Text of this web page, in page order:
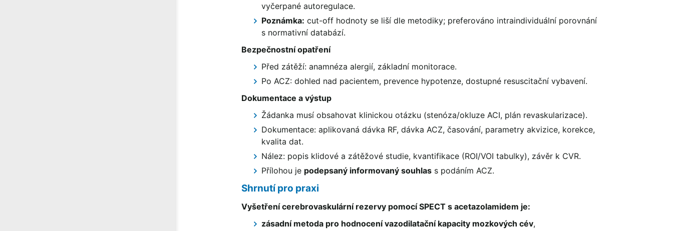
vyčerpané autoregulace.
Poznámka: cut-off hodnoty se liší dle metodiky; preferováno intraindividuální porovnání
s normativní databází.
Bezpečnostní opatření
Před zátěží: anamnéza alergií, základní monitorace.
Po ACZ: dohled nad pacientem, prevence hypotenze, dostupné resuscitační vybavení.
Dokumentace a výstup
Žádanka musí obsahovat klinickou otázku (stenóza/okluze ACI, plán revaskularizace).
Dokumentace: aplikovaná dávka RF, dávka ACZ, časování, parametry akvizice, korekce,
kvalita dat.
Nález: popis klidové a zátěžové studie, kvantifikace (ROI/VOI tabulky), závěr k CVR.
Přílohou je podepsaný informovaný souhlas s podáním ACZ.
Shrnutí pro praxi
Vyšetření cerebrovaskulární rezervy pomocí SPECT s acetazolamidem je:
zásadní metoda pro hodnocení vazodilatační kapacity mozkových cév,